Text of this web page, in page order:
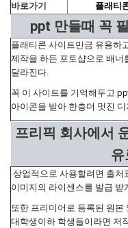
바로가기
플래티
ppt 만들때 꼭
플래티콘 사이트만금 유용하
제작을 하든 포토샵으로 배너
달라진다.
꼭 이 사이트를 기억해두고
아이콘을 받아 한층더 멋진
프리픽 회사에서
유
상업적으로 사용할려면 출처
이미지의 라이센스를 발급
또한 프리미어로 등록된 원
대학생이하 학생들이라면 저